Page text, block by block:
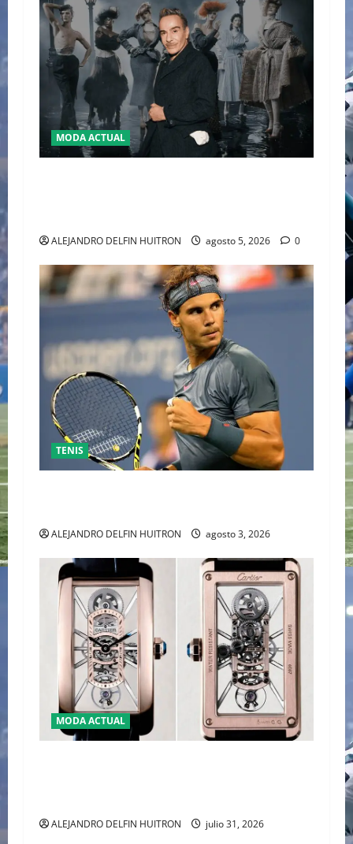
a
t
o
MODA ACTUAL
ALEJANDRO DELFIN HUITRON agosto 5, 2026 0
TENIS
ALEJANDRO DELFIN HUITRON agosto 3, 2026
MODA ACTUAL
ALEJANDRO DELFIN HUITRON julio 31, 2026